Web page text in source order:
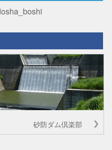
砂防ダム倶楽部